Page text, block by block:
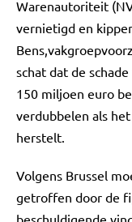
Warenautoriteit
vernietigd en
schat dat de
150 miljoen euro
verdubbelen als
herstelt.
Volgens Brussel
getroffen door de
beschuldigende